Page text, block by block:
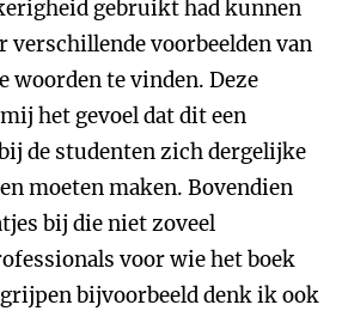
gebruikt had kunnen
verschillende voorbeelden van
woorden te vinden. Deze
het gevoel dat dit een
de studenten zich dergelijke
moeten maken. Bovendien
bij die niet zoveel
voor wie het boek
bijvoorbeeld denk ik ook